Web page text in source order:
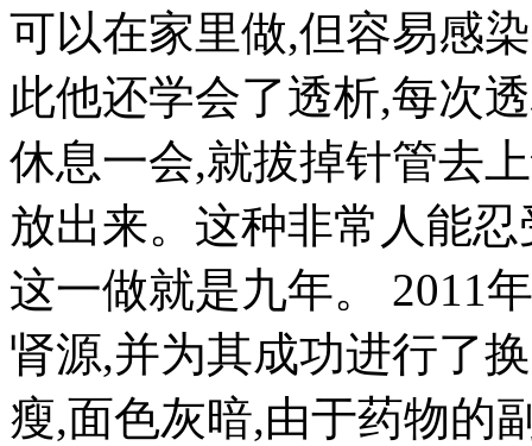
可以在家里做,但容易感
此他还学会了透析,每次
休息一会,就拔掉针管去
放出来。这种非常人能
这一做就是九年。 2011
肾源,并为其成功进行了
瘦,面色灰暗,由于药物的